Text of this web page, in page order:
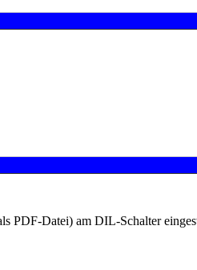
PDF-Datei) am DIL-Schalter